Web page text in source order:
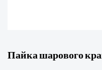
Пайка шарового